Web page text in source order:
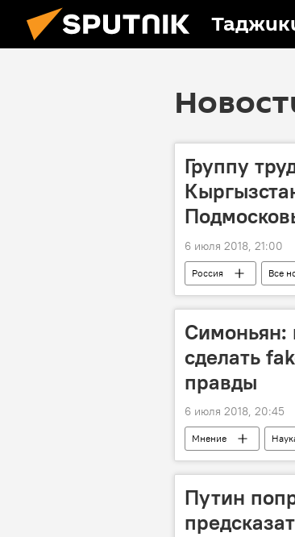
Группу
6 июля 2018, 21:00
Россия Все
Новости мигрантов
Симоньян:
сделать
правды
6 июля 2018, 20:45
Мнение
Маргарита Симоньян
Путин